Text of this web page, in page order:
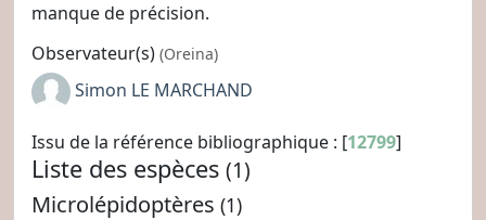
manque de précision.
Observateur(s) (Oreina)
Simon LE MARCHAND
Issu de la référence bibliographique : [12799]
Liste des espèces (1)
Microlépidoptères (1)